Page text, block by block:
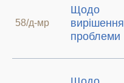
58/д-мр
Щодо
вирішення
проблеми